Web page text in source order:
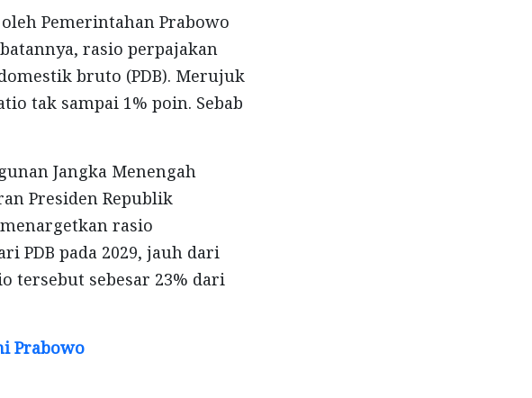
Pemerintahan Prabowo
rasio perpajakan
bruto (PDB). Merujuk
tak sampai 1% poin. Sebab
Jangka Menengah
Presiden Republik
rasio
PDB pada 2029, jauh dari
tersebut sebesar 23% dari
Prabowo